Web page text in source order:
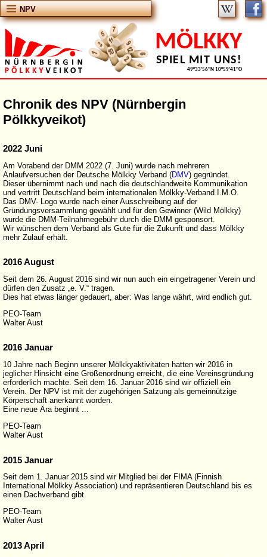
MÖLKKY
SPIEL MIT UNS!
49°33'56''N 10°59'41''O
NPV
Chronik des NPV (Nürnbergin
Pölkkyveikot)
2022 Juni
Am Vorabend der DMM 2022 (7. Juni) wurde nach mehreren
Anlaufversuchen der Deutsche Mölkky Verband (DMV) gegründet.
Dieser übernimmt nach und nach die deutschlandweite Kommunikation
und vertritt Deutschland beim internationalen Mölkky-Verband I.M.O.
Das DMV- Logo wurde nach einer Ausschreibung auf der
Gründungsversammlung gewählt und für den Gewinner (Wild Mölkky)
wurde die DMM-Teilnahmegebühr durch die DMM gesponsort.
Wir wünschen dem Verband als Gute für die Zukunft und dass Mölkky
mehr Zulauf erhält.
2016 August
Seit dem 26. August 2016 sind wir nun auch ein eingetragener Verein und
dürfen den Zusatz „e. V.“ tragen.
Dies hat etwas länger gedauert, aber: Was lange währt, wird endlich gut.
PEO-Team
Walter Aust
2016 Januar
10 Jahre nach Beginn unserer Mölkkyaktivitäten hatten wir 2016 in
jeglicher Hinsicht eine Größenordnung erreicht, die eine Vereinsgründung
erforderlich machte. Seit dem 16. Januar 2016 sind wir offiziell ein
Verein. Der NPV ist mit der zugehörigen Satzung als gemeinnützige
Körperschaft anerkannt worden.
Eine neue Ära beginnt ...
PEO-Team
Walter Aust
2015 Januar
Seit dem 1. Januar 2015 sind wir Mitglied bei der FIMA (Finnish
International Mölkky Association) und repräsentieren Deutschland bis es
einen Dachverband gibt.
PEO-Team
Walter Aust
2013 April